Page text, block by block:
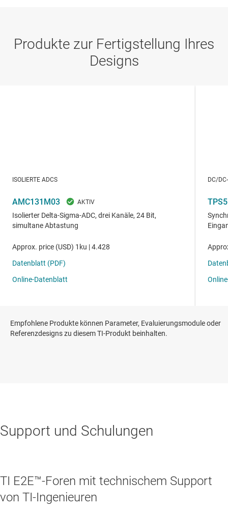
Empfohlene Produkte können Parameter, Evaluierungsmodule oder
Referenzdesigns zu diesem TI-Produkt beinhalten.
Support und Schulungen
TI E2E™-Foren mit technischem Support
von TI-Ingenieuren